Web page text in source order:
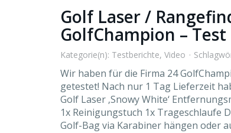
Golf Laser /
GolfChampion – Test
Kategorie(n): Testberichte, Video
Wir haben für die Firma 24
getestet! Nach nur 1 Tag Lieferzeit
Golf Laser ‚Snowy White‘
1x Reinigungstuch 1x Trageschlaufe
Golf-Bag via Karabiner hängen oder